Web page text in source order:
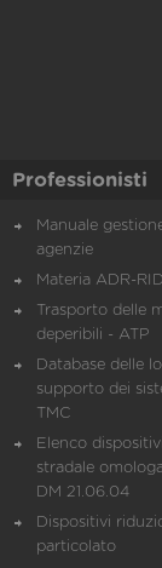
Professionisti
Manuale
agenzie
Materia ADR-
Trasporto delle
deperibili - ATP
Database delle
supporto dei
TMC
Elenco
stradale
DM 21.06.04
Dispositivi
particolato